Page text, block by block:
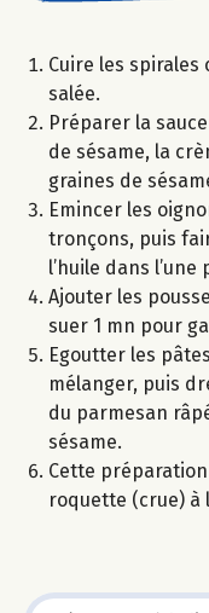
Cuire les
salée.
Préparer la
de sésame, la
graines de
Emincer les
tronçons, puis
l’huile dans l’une
Ajouter les
suer 1 mn pour
Egoutter les
mélanger, puis
du parmesan
sésame.
Cette
roquette (crue) à